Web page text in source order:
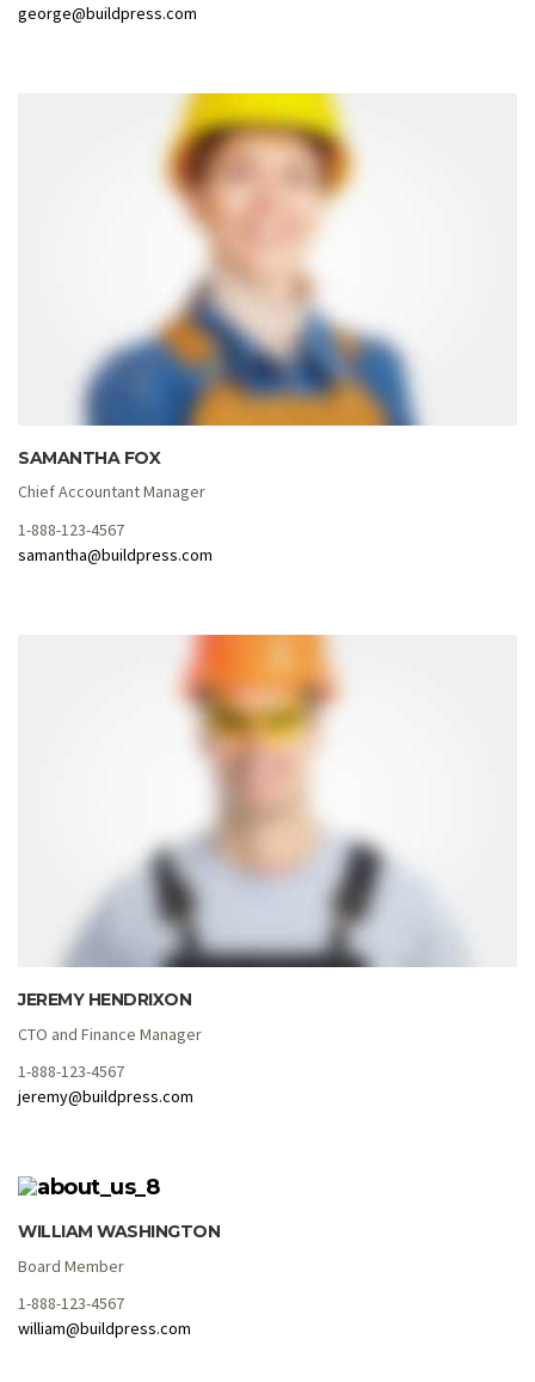
george@buildpress.com
SAMANTHA FOX
Chief Accountant Manager
1-888-123-4567
samantha@buildpress.com
JEREMY HENDRIXON
CTO and Finance Manager
1-888-123-4567
jeremy@buildpress.com
WILLIAM WASHINGTON
Board Member
1-888-123-4567
william@buildpress.com